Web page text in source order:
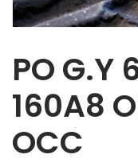
PO G.Y
160A8
OCC